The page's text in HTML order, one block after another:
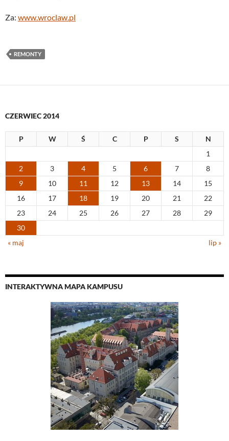
Za: www.wroclaw.pl
REMONTY
CZERWIEC 2014
P W Ś C P S
N
1
2
3 4 5 6 7
8
9
10 11 12 13 14
15
16
17 18 19 20 21
22
23
24 25 26 27 28
29
30
« maj
lip »
INTERAKTYWNA MAPA KAMPUSU